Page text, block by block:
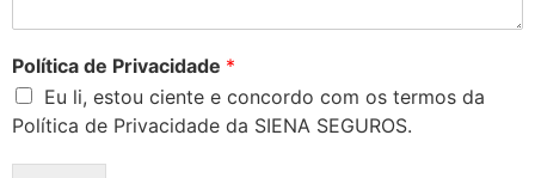
Política de Privacidade *
Eu li, estou ciente e concordo com os termos da
Política de Privacidade da SIENA SEGUROS.